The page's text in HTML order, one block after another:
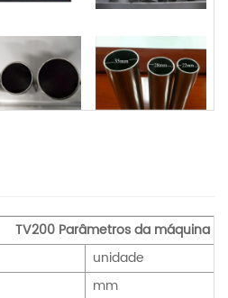
TV200 Parâmetros da máquina
unidade
mm